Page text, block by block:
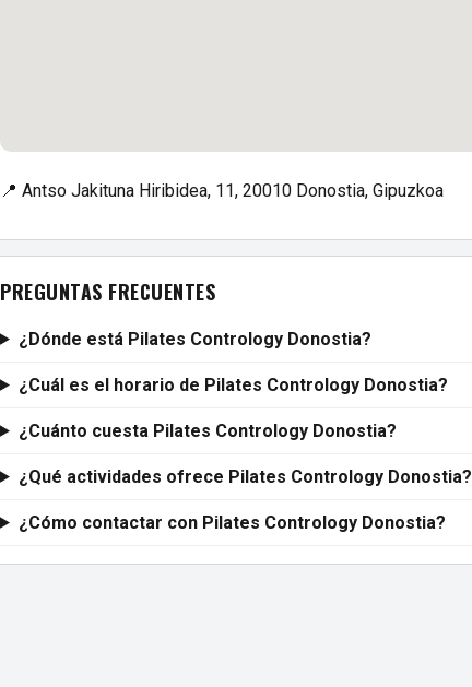
📍 Antso Jakituna Hiribidea, 11, 20010 Donostia, Gipuzkoa
PREGUNTAS FRECUENTES
¿Dónde está Pilates Contrology Donostia?
¿Cuál es el horario de Pilates Contrology Donostia?
¿Cuánto cuesta Pilates Contrology Donostia?
¿Qué actividades ofrece Pilates Contrology Donostia?
¿Cómo contactar con Pilates Contrology Donostia?